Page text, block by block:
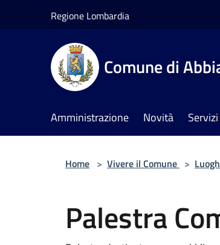
Regione Lombardia
Comune di
Amministrazione Novità Servizi
Home > Vivere il Comune >
Palestra